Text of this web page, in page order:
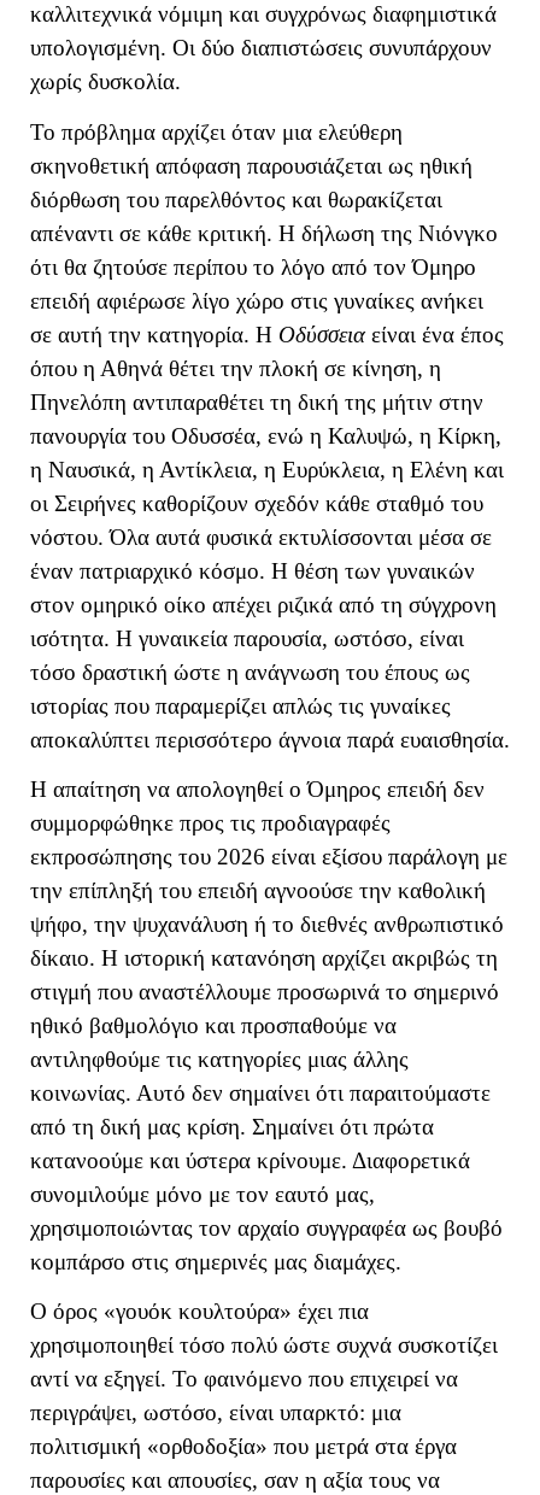
καλλιτεχνικά νόμιμη και συγχρόνως διαφημιστικά
υπολογισμένη. Οι δύο διαπιστώσεις συνυπάρχουν
χωρίς δυσκολία.
Το πρόβλημα αρχίζει όταν μια ελεύθερη
σκηνοθετική απόφαση παρουσιάζεται ως ηθική
διόρθωση του παρελθόντος και θωρακίζεται
απέναντι σε κάθε κριτική. Η δήλωση της Νιόνγκο
ότι θα ζητούσε περίπου το λόγο από τον Όμηρο
επειδή αφιέρωσε λίγο χώρο στις γυναίκες ανήκει
σε αυτή την κατηγορία. Η Οδύσσειαείναι ένα έπος
όπου η Αθηνά θέτει την πλοκή σε κίνηση, η
Πηνελόπη αντιπαραθέτει τη δική της μήτιν στην
πανουργία του Οδυσσέα, ενώ η Καλυψώ, η Κίρκη,
η Ναυσικά, η Αντίκλεια, η Ευρύκλεια, η Ελένη και
οι Σειρήνες καθορίζουν σχεδόν κάθε σταθμό του
νόστου. Όλα αυτά φυσικά εκτυλίσσονται μέσα σε
έναν πατριαρχικό κόσμο. Η θέση των γυναικών
στον ομηρικό οίκο απέχει ριζικά από τη σύγχρονη
ισότητα. Η γυναικεία παρουσία, ωστόσο, είναι
τόσο δραστική ώστε η ανάγνωση του έπους ως
ιστορίας που παραμερίζει απλώς τις γυναίκες
αποκαλύπτει περισσότερο άγνοια παρά ευαισθησία.
Η απαίτηση να απολογηθεί ο Όμηρος επειδή δεν
συμμορφώθηκε προς τις προδιαγραφές
εκπροσώπησης του 2026 είναι εξίσου παράλογη με
την επίπληξή του επειδή αγνοούσε την καθολική
ψήφο, την ψυχανάλυση ή το διεθνές ανθρωπιστικό
δίκαιο. Η ιστορική κατανόηση αρχίζει ακριβώς τη
στιγμή που αναστέλλουμε προσωρινά το σημερινό
ηθικό βαθμολόγιο και προσπαθούμε να
αντιληφθούμε τις κατηγορίες μιας άλλης
κοινωνίας. Αυτό δεν σημαίνει ότι παραιτούμαστε
από τη δική μας κρίση. Σημαίνει ότι πρώτα
κατανοούμε και ύστερα κρίνουμε. Διαφορετικά
συνομιλούμε μόνο με τον εαυτό μας,
χρησιμοποιώντας τον αρχαίο συγγραφέα ως βουβό
κομπάρσο στις σημερινές μας διαμάχες.
Ο όρος «γουόκ κουλτούρα» έχει πια
χρησιμοποιηθεί τόσο πολύ ώστε συχνά συσκοτίζει
αντί να εξηγεί. Το φαινόμενο που επιχειρεί να
περιγράψει, ωστόσο, είναι υπαρκτό: μια
πολιτισμική «ορθοδοξία» που μετρά στα έργα
παρουσίες και απουσίες, σαν η αξία τους να